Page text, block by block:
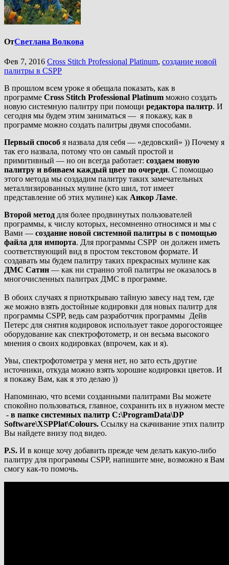
ОтСветлана Волкова
Фев 7, 2016 Cross Stitch Professional Platinum, создание новой
палитры в CSPP
В прошлом всем уроке я обещала показать, как в
программе Cross Stitch Professional Platinum можно создать
новую системную палитру при помощи редактора палитр. И
сегодня мы будем этим заниматься — я покажу, как в
программе можно создать палитры двумя способами.
Первый способ я назвала для себя — «дедовский» )) Почему я
так его назвала, потому что он самый простой и
примитивный — но он всегда работает: создаем новую
палитру и вбиваем каждый цвет по очереди. С помощью
этого метода мы создадим палитру таких замечательных
металлизированных мулине (кто шил, тот имеет
представление об этих мулине) как Анкор Ламе.
Второй метод для более продвинутых пользователей
программы, к числу которых, несомненно относимся и мы с
Вами — создание новой системной палитры в с помощью
файла для импорта. Для программы CSPP он должен иметь
соответствующий вид в простом текстовом формате. И
создавать мы будем палитру таких прекрасных мулине как
ДМС Сатин — как ни странно этой палитры не оказалось в
многочисленных палитрах ДМС в программе.
В обоих случаях я приоткрываю тайную завесу над тем, где
же можно взять достойные кодировки для новых палитр для
программы CSPP, ведь сам разработчик программы Дейв
Петерс для снятия кодировок использует такое дорогостоящее
оборудование как спектрофотометр, и он весьма высокого
мнения о своих кодировках (впрочем, как и я).
Увы, спектрофотометра у меня нет, но зато есть другие
источники, откуда можно взять хорошие кодировки цветов. И
я покажу Вам, как я это делаю ))
Напоминаю, что всеми созданными палитрами Вы можете
спокойно пользоваться, главное, сохранить их в нужном месте
- в папке системных палитр C:\ProgramData\DP
Software\XSPPlat\Colours. Ссылку на скачивание этих палитр
Вы найдете внизу под видео.
P.S. И в конце хочу добавить прежде чем делать какую-либо
палитру для программы CSPP, напишите мне, возможно я Вам
смогу как-то помочь.